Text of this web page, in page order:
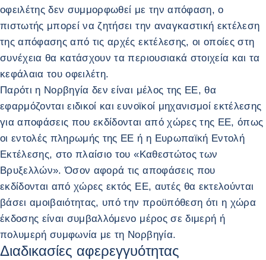
οφειλέτης δεν συμμορφωθεί με την απόφαση, ο
πιστωτής μπορεί να ζητήσει την αναγκαστική εκτέλεση
της απόφασης από τις αρχές εκτέλεσης, οι οποίες στη
συνέχεια θα κατάσχουν τα περιουσιακά στοιχεία και τα
κεφάλαια του οφειλέτη.
Παρότι η Νορβηγία δεν είναι μέλος της ΕΕ, θα
εφαρμόζονται ειδικοί και ευνοϊκοί μηχανισμοί εκτέλεσης
για αποφάσεις που εκδίδονται από χώρες της ΕΕ, όπως
οι εντολές πληρωμής της ΕΕ ή η Ευρωπαϊκή Εντολή
Εκτέλεσης, στο πλαίσιο του «Καθεστώτος των
Βρυξελλών». Όσον αφορά τις αποφάσεις που
εκδίδονται από χώρες εκτός ΕΕ, αυτές θα εκτελούνται
βάσει αμοιβαιότητας, υπό την προϋπόθεση ότι η χώρα
έκδοσης είναι συμβαλλόμενο μέρος σε διμερή ή
πολυμερή συμφωνία με τη Νορβηγία.
Διαδικασίες αφερεγγυότητας